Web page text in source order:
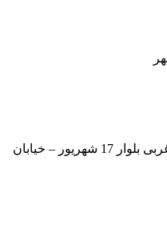
تهران – بزرگراه فتح – انتهای غربی بلوار 17 شهریور – خیابان